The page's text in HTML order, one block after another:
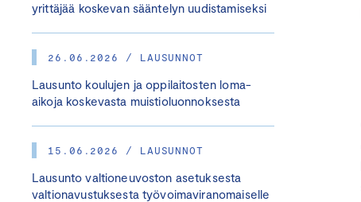
yrittäjää koskevan sääntelyn uudistamiseksi
26.06.2026 / LAUSUNNOT
Lausunto koulujen ja oppilaitosten loma-
aikoja koskevasta muistioluonnoksesta
15.06.2026 / LAUSUNNOT
Lausunto valtioneuvoston asetuksesta
valtionavustuksesta työvoimaviranomaiselle